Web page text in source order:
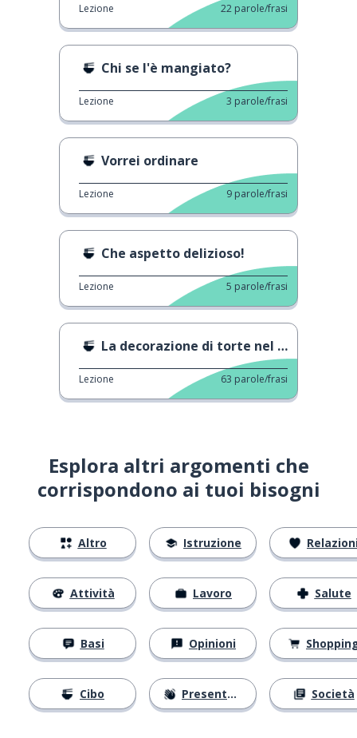
Lezione 22 parole/frasi
Chi se l'è mangiato?
Lezione 3 parole/frasi
Vorrei ordinare
Lezione 9 parole/frasi
Che aspetto delizioso!
Lezione 5 parole/frasi
La decorazione di torte nel 1959
Lezione 63 parole/frasi
Esplora altri argomenti che
corrispondono ai tuoi bisogni
Altro
Attività
Basi
Cibo
Istruzione
Lavoro
Opinioni
Presentarsi
Salute
Società